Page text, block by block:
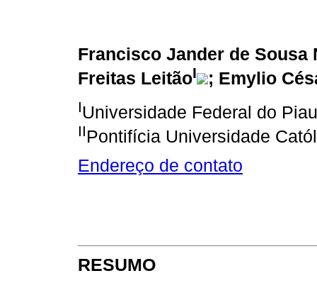
Francisco Jander de Sousa
Freitas LeitãoI ; Emylio
IUniversidade Federal do
IIPontifícia Universidade
Endereço de contato
RESUMO